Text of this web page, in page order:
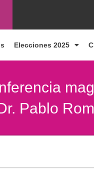
Elecciones 2025
Pablo